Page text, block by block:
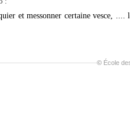
et messonner certaine vesce,
© École